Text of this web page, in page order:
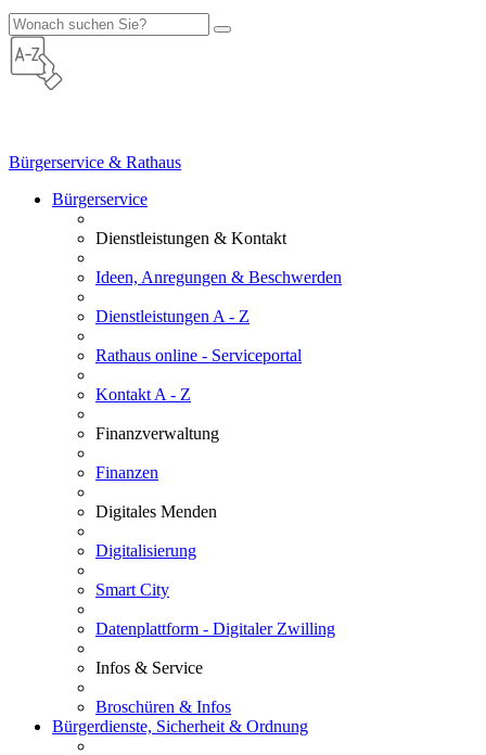
Bürgerservice & Rathaus
Bürgerservice
Dienstleistungen & Kontakt
Ideen, Anregungen & Beschwerden
Dienstleistungen A - Z
Rathaus online - Serviceportal
Kontakt A - Z
Finanzverwaltung
Finanzen
Digitales Menden
Digitalisierung
Smart City
Datenplattform - Digitaler Zwilling
Infos & Service
Broschüren & Infos
Bürgerdienste, Sicherheit & Ordnung